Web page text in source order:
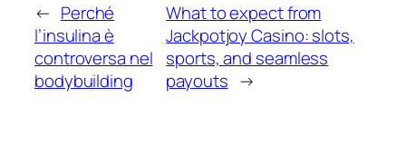
← Perché
l’insulina è
controversa nel
bodybuilding
What to expect from
Jackpotjoy Casino: slots,
sports, and seamless
payouts →